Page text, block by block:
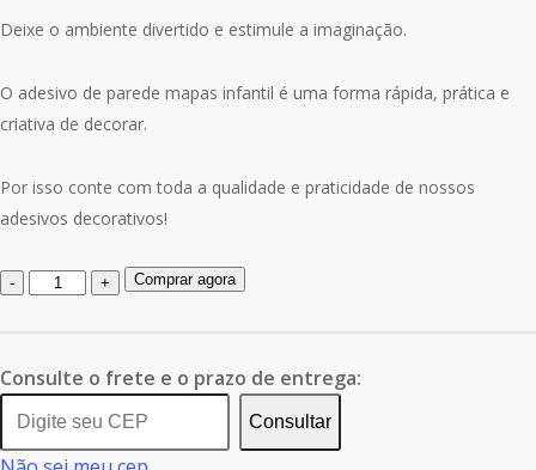
Deixe o ambiente divertido e estimule a imaginação.
O adesivo de parede mapas infantil é uma forma rápida, prática e
criativa de decorar.
Por isso conte com toda a qualidade e praticidade de nossos
adesivos decorativos!
Quantidade
Adesivo
Mundi
Comprar agora
Consulte o frete e o prazo de entrega:
Consultar